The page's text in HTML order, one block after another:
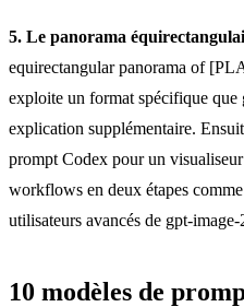
5. Le panorama
equirectangular panorama of
exploite un format spécifique que
explication supplémentaire.
prompt Codex pour un
workflows en deux étapes
utilisateurs avancés de gpt-
10 modèles de